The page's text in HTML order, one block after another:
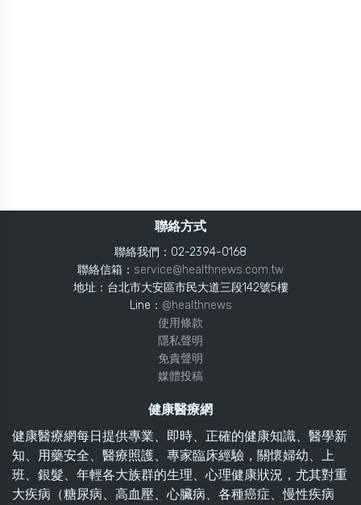
聯絡方式
聯絡我們：02-2394-0168
聯絡信箱： service@healthnews.com.tw
地址：台北市大安區市民大道三段142號5樓
Line： @healthnews
使用條款
隱私聲明
免責聲明
媒體投稿
健康醫療網
健康醫療網每日提供專業、即時、正確的健康知識、醫學新
知、用藥安全、醫療照護、專家臨床經驗，關懷婦幼、上
班、銀髮、年輕各大族群的生理、心理健康狀況，尤其對重
大疾病（糖尿病、高血壓、心臟病、各種癌症、慢性疾病